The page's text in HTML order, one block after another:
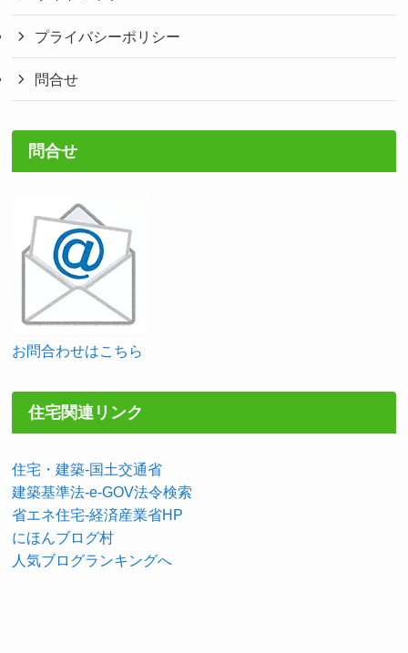
プライバシーポリシー
問合せ
問合せ
お問合わせはこちら
住宅関連リンク
住宅・建築-国土交通省
建築基準法-e-GOV法令検索
省エネ住宅-経済産業省HP
にほんブログ村
人気ブログランキングへ